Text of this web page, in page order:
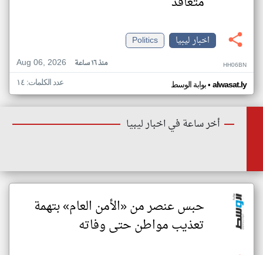
اخبار ليبيا
Politics
Aug 06, 2026
منذ ١٦ ساعة HH06BN
بوابة الوسط• alwasat.ly عدد الكلمات: ١٤
أخر ساعة في اخبار ليبيا
حبس عنصر من «الأمن العام» بتهمة
تعذيب مواطن حتى وفاته